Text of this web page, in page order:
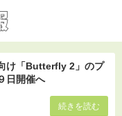
け「Butterfly 2」のプ
日開催へ
続きを読む